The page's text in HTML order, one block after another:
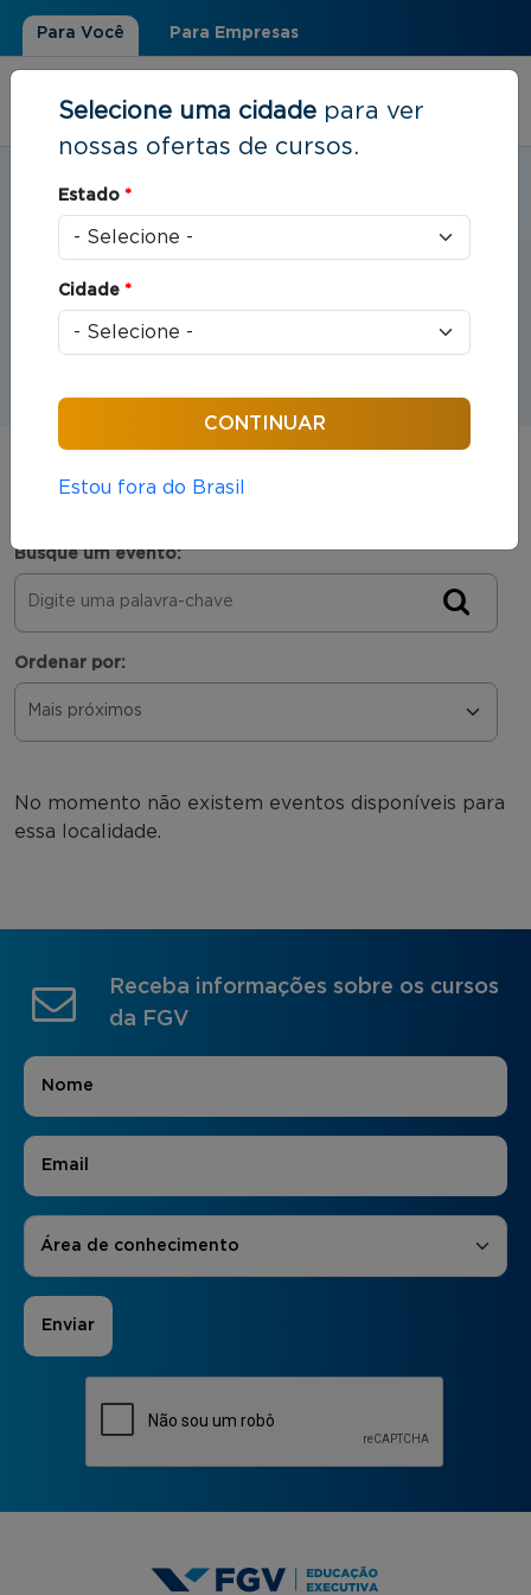
Para Você Para Empresas
Estudar em:Divinópolis, MG
Você está aqui
Eventos
Busque um evento:
Ordenar por:
No momento não existem eventos disponíveis para
essa localidade.
Receba informações sobre os cursos
da FGV
Nome
E-mail
Áreas de Interesse
Área de conhecimento
Selecione uma cidade para ver
nossas ofertas de cursos.
Estado *
Cidade *
Estou fora do Brasil